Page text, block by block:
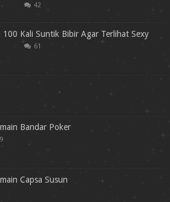
42
100 Kali Suntik Bibir Agar Terlihat Sexy
61
Bandar Poker
Capsa Susun